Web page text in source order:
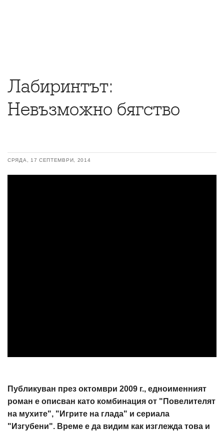
Лабиринтът:
Невъзможно бягство
СРЯДА, 17 СЕПТЕМВРИ, 2014
Публикуван през октомври 2009 г., едноименният
роман е описван като комбинация от "Повелителят
на мухите", "Игрите на глада" и сериала
"Изгубени". Време е да видим как изглежда това и